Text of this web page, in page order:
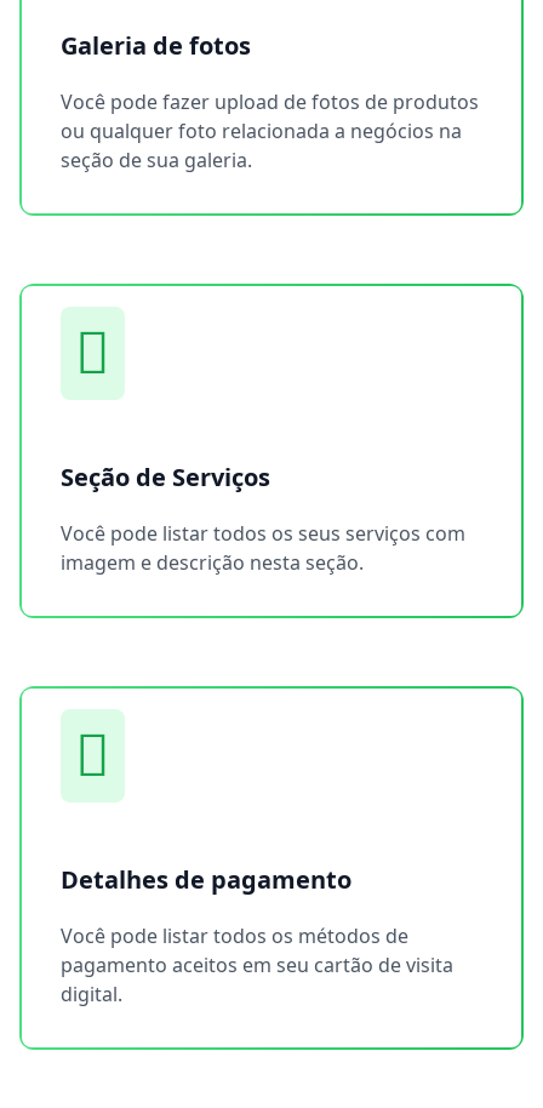
Galeria de fotos
Você pode fazer upload de fotos de produtos
ou qualquer foto relacionada a negócios na
seção de sua galeria.
Seção de Serviços
Você pode listar todos os seus serviços com
imagem e descrição nesta seção.
Detalhes de pagamento
Você pode listar todos os métodos de
pagamento aceitos em seu cartão de visita
digital.